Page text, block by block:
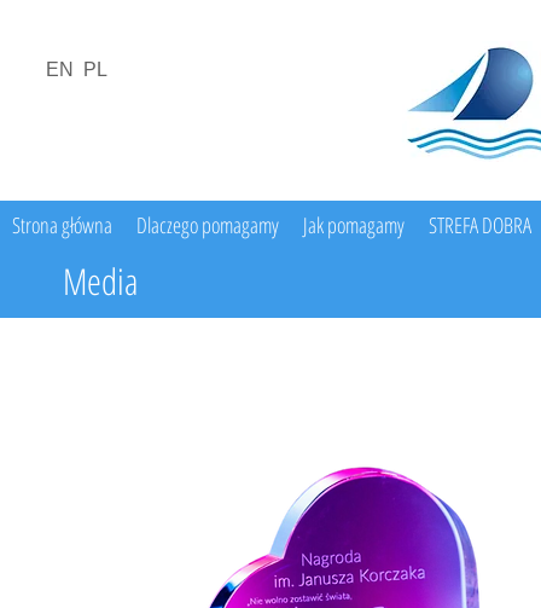
EN PL
Media
Strona główna Dlaczego pomagamy Jak pomagamy STREFA DOBRA